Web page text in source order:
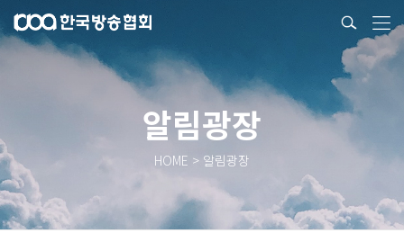
알림광장
HOME > 알림광장